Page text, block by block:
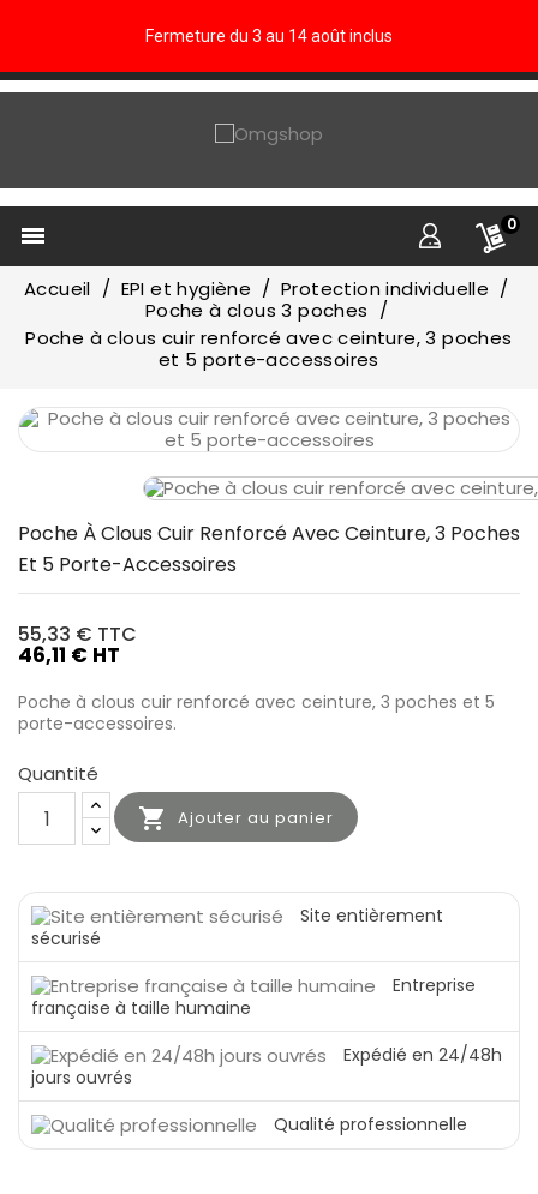
Fermeture du 3 au 14 août inclus
 0
Accueil EPI et hygiène
Protection individuelle
Poche à clous 3 poches
Poche à clous cuir renforcé avec ceinture, 3 poches
et 5 porte-accessoires
Poche À Clous Cuir Renforcé Avec Ceinture, 3 Poches
Et 5 Porte-Accessoires
55,33 € TTC
46,11 € HT
Poche à clous cuir renforcé avec ceinture, 3 poches et 5
porte-accessoires.
Quantité
 Ajouter au panier
Site entièrement
sécurisé
Entreprise
française à taille humaine
Expédié en 24/48h
jours ouvrés
Qualité professionnelle